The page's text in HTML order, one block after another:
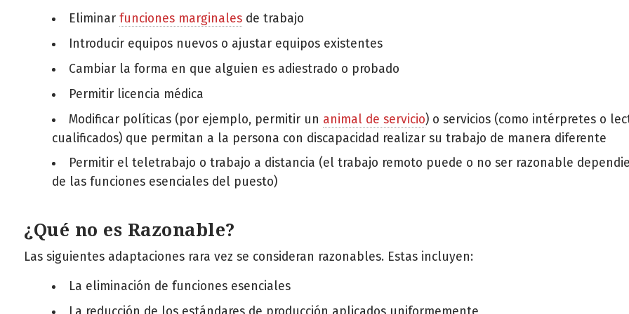
Eliminar funciones marginalesde trabajo
Introducir equipos nuevos o ajustar equipos existentes
Cambiar la forma en que alguien es adiestrado o probado
Permitir licencia médica
Modificar políticas (por ejemplo, permitir un animal de servicio) o servicios (como intérpretes o
cualificados) que permitan a la persona con discapacidad realizar su trabajo de manera diferente
Permitir el teletrabajo o trabajo a distancia (el trabajo remoto puede o no ser razonable
de las funciones esenciales del puesto)
¿Qué no es Razonable?
Las siguientes adaptaciones rara vez se consideran razonables. Estas incluyen:
La eliminación de funciones esenciales